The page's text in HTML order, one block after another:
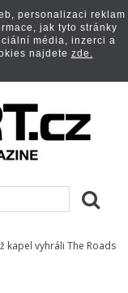
kapel vyhráli The Roads
personalizaci reklam
jak tyto stránky
média, inzerci a
najdete zde.